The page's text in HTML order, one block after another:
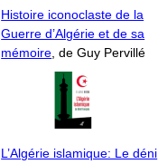
Histoire iconoclaste de la
Guerre d’Algérie et de sa
mémoire, de Guy Pervillé
L’Algérie islamique: Le déni